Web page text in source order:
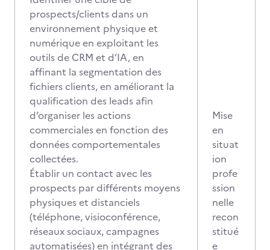
prospects/clients dans un
environnement physique et
numérique en exploitant les
outils de CRM et d’IA, en
affinant la segmentation des
fichiers clients, en améliorant la
qualification des leads afin
d’organiser les actions
commerciales en fonction des
données comportementales
collectées.
Établir un contact avec les
prospects par différents moyens
physiques et distanciels
(téléphone, visioconférence,
réseaux sociaux, campagnes
automatisées) en intégrant des
Mise
en
situat
ion
profe
ssion
nelle
recon
stitué
e